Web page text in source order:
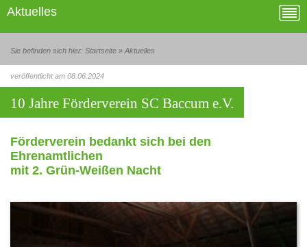
Aktuelles
Sie befinden sich hier: Startseite » Aktuelles
veröffentlicht am 08.06.2024
10 Jahre Förderverein SC Baccum e.V.
Förderverein bedankt sich bei den
Ehrenamtlichen
mit 2. Grün-Weißen Nacht